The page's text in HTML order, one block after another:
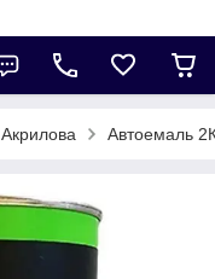
Акрилова Автоемаль